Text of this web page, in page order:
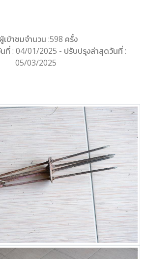
เข้าชมจำนวน :598 ครั้ง
ที่ : 04/01/2025 - ปรับปรุงล่าสุดวันที่ :
05/03/2025